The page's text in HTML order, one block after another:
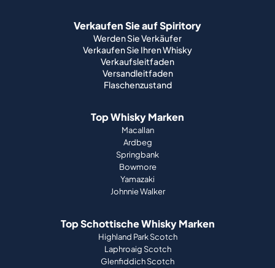
Verkaufen Sie auf Spiritory
Werden Sie Verkäufer
Verkaufen Sie Ihren Whisky
Verkaufsleitfaden
Versandleitfaden
Flaschenzustand
Top Whisky Marken
Macallan
Ardbeg
Springbank
Bowmore
Yamazaki
Johnnie Walker
Top Schottische Whisky Marken
Highland Park Scotch
Laphroaig Scotch
Glenfiddich Scotch